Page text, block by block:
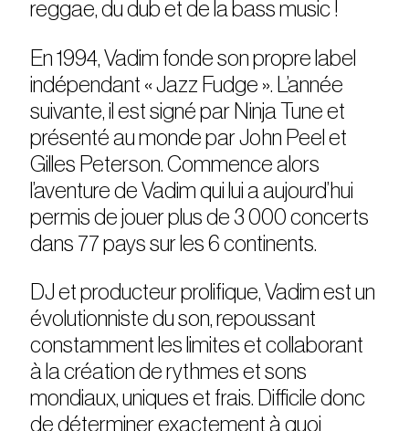
reggae, du dub et de la bass music !
En 1994, Vadim fonde son propre label
indépendant « Jazz Fudge ». L’année
suivante, il est signé par Ninja Tune et
présenté au monde par John Peel et
Gilles Peterson. Commence alors
l’aventure de Vadim qui lui a aujourd’hui
permis de jouer plus de 3 000 concerts
dans 77 pays sur les 6 continents.
DJ et producteur prolifique, Vadim est un
évolutionniste du son, repoussant
constamment les limites et collaborant
à la création de rythmes et sons
mondiaux, uniques et frais. Difficile donc
de déterminer exactement à quoi